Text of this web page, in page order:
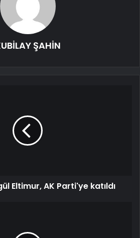
ŞAHİN
Eltimur, AK Parti'ye katıldı